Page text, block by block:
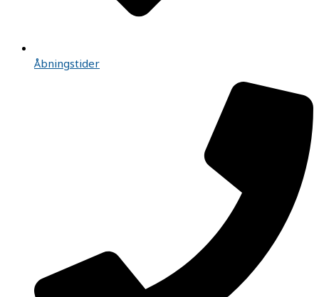
Åbningstider